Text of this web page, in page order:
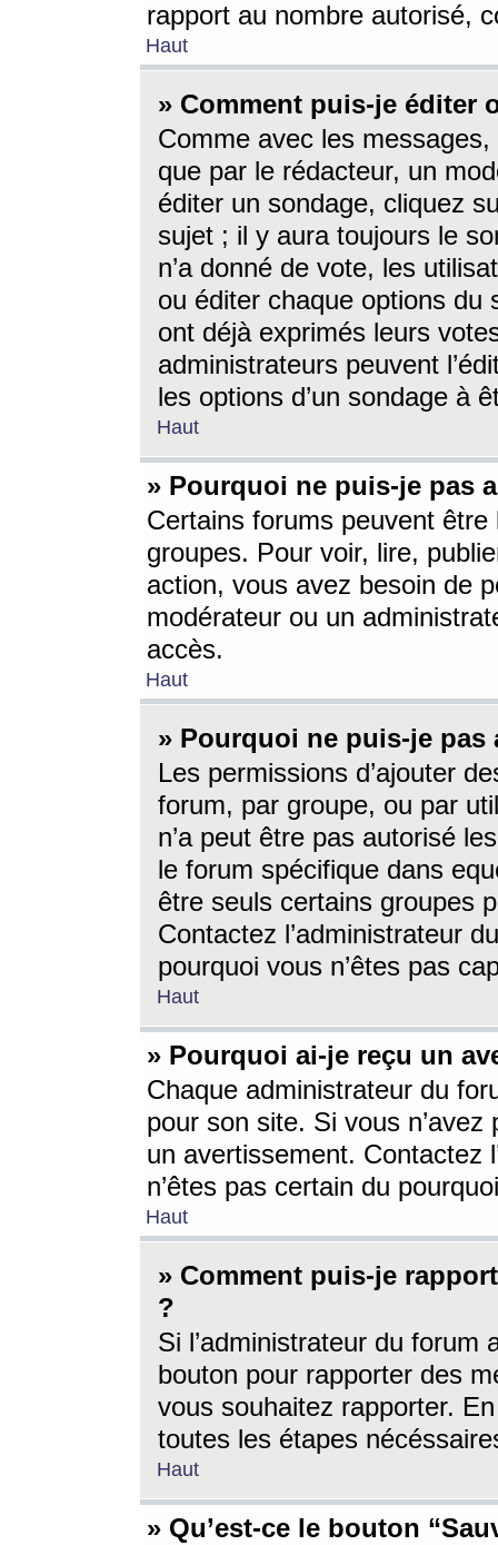
rapport au nombre autorisé,
Haut
» Comment puis-je éditer
Comme avec les
que par le rédacteur, un
éditer un sondage, cliquez
sujet ; il y aura toujours le
n’a donné de vote, les
ou éditer chaque options du
ont déjà exprimés leurs
administrateurs peuvent
les options d’un sondage à
Haut
» Pourquoi ne puis-je pas
Certains forums peuvent être
groupes. Pour voir, lire,
action, vous avez besoin de
modérateur ou un
accès.
Haut
» Pourquoi ne puis-je
Les permissions d’ajouter
forum, par groupe, ou par
n’a peut être pas autorisé
le forum spécifique dans
être seuls certains groupes
Contactez l’administrateur
pourquoi vous n’êtes pas
Haut
» Pourquoi ai-je reçu un
Chaque administrateur du
pour son site. Si vous
un avertissement. Contactez
n’êtes pas certain du
Haut
» Comment puis-je
?
Si l’administrateur du forum
bouton pour rapporter des
vous souhaitez rapporter.
toutes les étapes
Haut
» Qu’est-ce le bouton